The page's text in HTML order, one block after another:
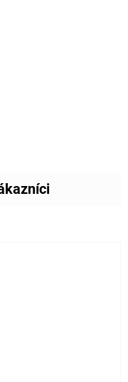
hvězdiček.
hvězdiček.